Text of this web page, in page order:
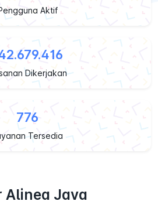
Aktif
Dikerjakan
776
Tersedia
Alinea Java